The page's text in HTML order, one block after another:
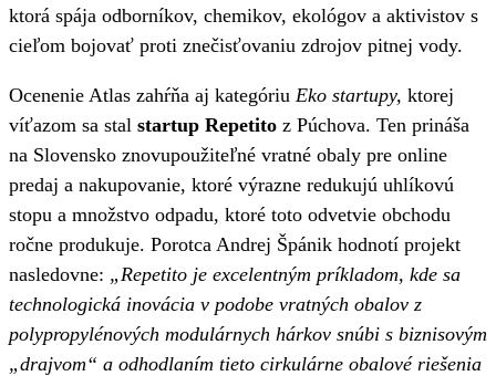
ktorá spája odborníkov, chemikov, ekológov a aktivistov s
cieľom bojovať proti znečisťovaniu zdrojov pitnej vody.
Ocenenie Atlas zahŕňa aj kategóriu Eko startupy, ktorej
víťazom sa stal startup Repetito z Púchova. Ten prináša
na Slovensko znovupoužiteľné vratné obaly pre online
predaj a nakupovanie, ktoré výrazne redukujú uhlíkovú
stopu a množstvo odpadu, ktoré toto odvetvie obchodu
ročne produkuje. Porotca Andrej Špánik hodnotí projekt
nasledovne: „Repetito je excelentným príkladom, kde sa
technologická inovácia v podobe vratných obalov z
polypropylénových modulárnych hárkov snúbi s biznisovým
„drajvom“ a odhodlaním tieto cirkulárne obalové riešenia